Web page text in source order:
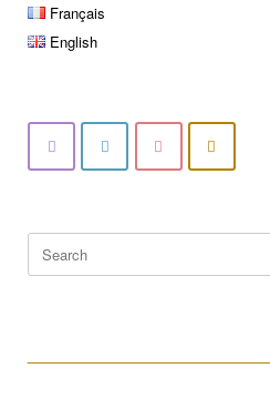
Français
English
for: